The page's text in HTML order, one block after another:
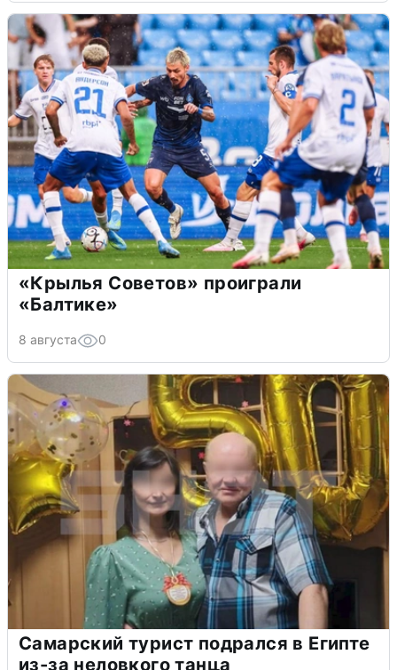
«Крылья Советов» проиграли
«Балтике»
8 августа 0
Самарский турист подрался в Египте
из-за неловкого танца